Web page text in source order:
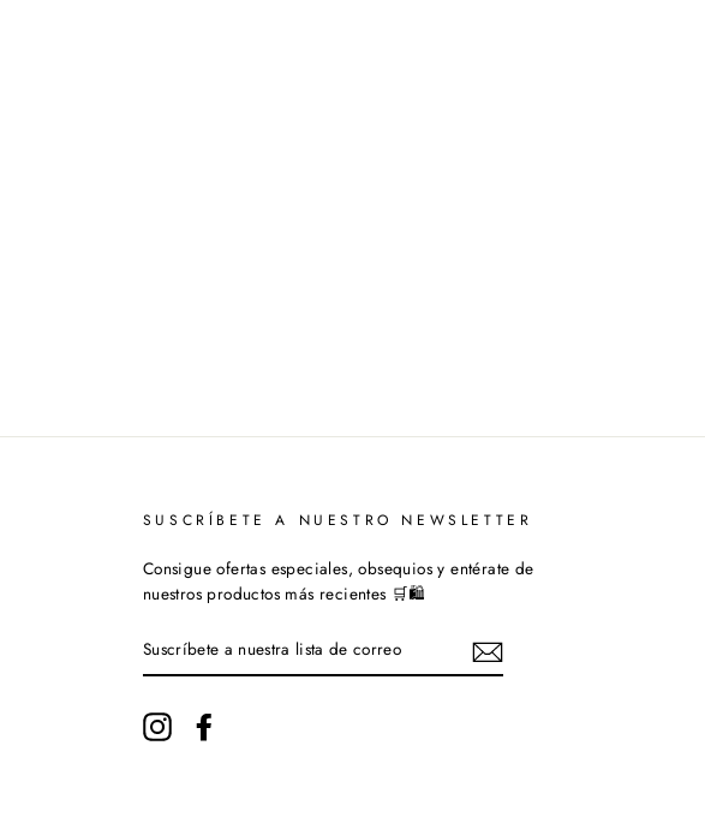
SUSCRÍBETE A NUESTRO NEWSLETTER
Consigue ofertas especiales, obsequios y entérate de
nuestros productos más recientes 🛒🛍️
A
NUESTRA
DE
CORREO
Instagram